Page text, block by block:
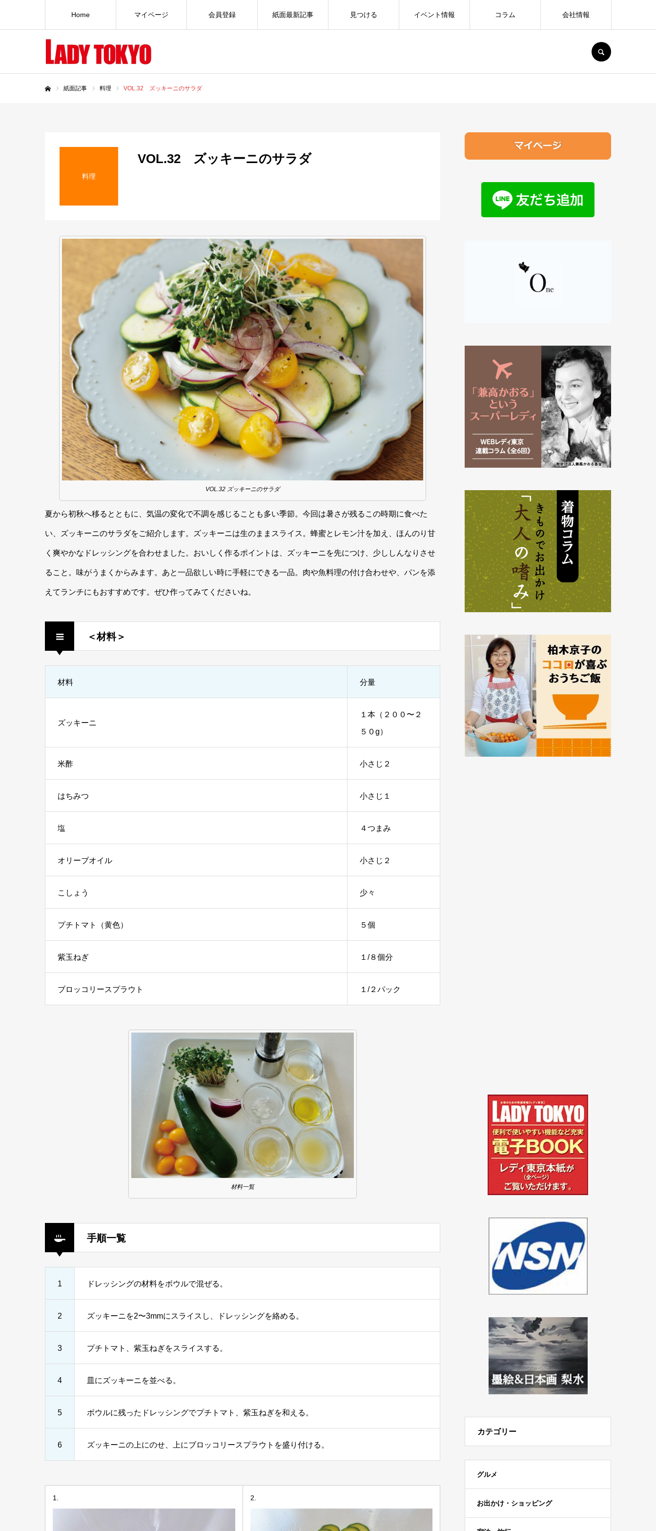
Home マイページ 会員登録 紙面最新記事 見つける イベント情報 コラム 会社情報
紙面記事 料理 VOL.32 ズッキーニのサラダ
料理
VOL.32 ズッキーニのサラダ
VOL.32 ズッキーニのサラダ
夏から初秋へ移るとともに、気温の変化で不調を感じることも多い季節。今回は暑さが残るこの時期に食べた
い、ズッキーニのサラダをご紹介します。ズッキーニは生のままスライス。蜂蜜とレモン汁を加え、ほんのり甘
く爽やかなドレッシングを合わせました。おいしく作るポイントは、ズッキーニを先につけ、少ししんなりさせ
ること。味がうまくからみます。あと一品欲しい時に手軽にできる一品。肉や魚料理の付け合わせや、パンを添
えてランチにもおすすめです。ぜひ作ってみてくださいね。
＜材料＞
材料 分量
ズッキーニ
１本（２００〜２
５０g）
米酢 小さじ２
はちみつ 小さじ１
塩 ４つまみ
オリーブオイル 小さじ２
こしょう 少々
プチトマト（黄色） ５個
紫玉ねぎ １/８個分
ブロッコリースプラウト １/２パック
材料一覧
手順一覧
1 ドレッシングの材料をボウルで混ぜる。
2 ズッキーニを2〜3mmにスライスし、ドレッシングを絡める。
3 プチトマト、紫玉ねぎをスライスする。
4 皿にズッキーニを並べる。
5 ボウルに残ったドレッシングでプチトマト、紫玉ねぎを和える。
6 ズッキーニの上にのせ、上にブロッコリースプラウトを盛り付ける。
1. 2.
カテゴリー
グルメ
お出かけ・ショッピング